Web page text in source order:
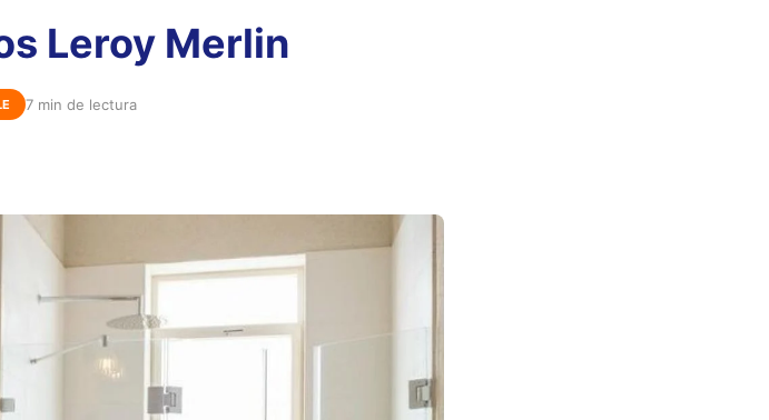
Leroy Merlin
7 min de lectura